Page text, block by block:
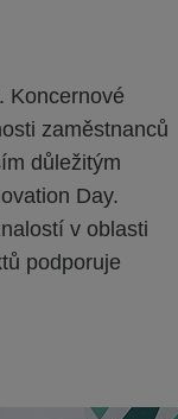
Koncernové
zaměstnanců
důležitým
Day.
v oblasti
podporuje